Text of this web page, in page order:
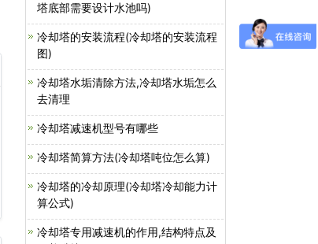
塔底部需要设计水池吗)
冷却塔的安装流程(冷却塔的安装流程
图)
冷却塔水垢清除方法,冷却塔水垢怎么
去清理
冷却塔减速机型号有哪些
冷却塔简算方法(冷却塔吨位怎么算)
冷却塔的冷却原理(冷却塔冷却能力计
算公式)
冷却塔专用减速机的作用,结构特点及